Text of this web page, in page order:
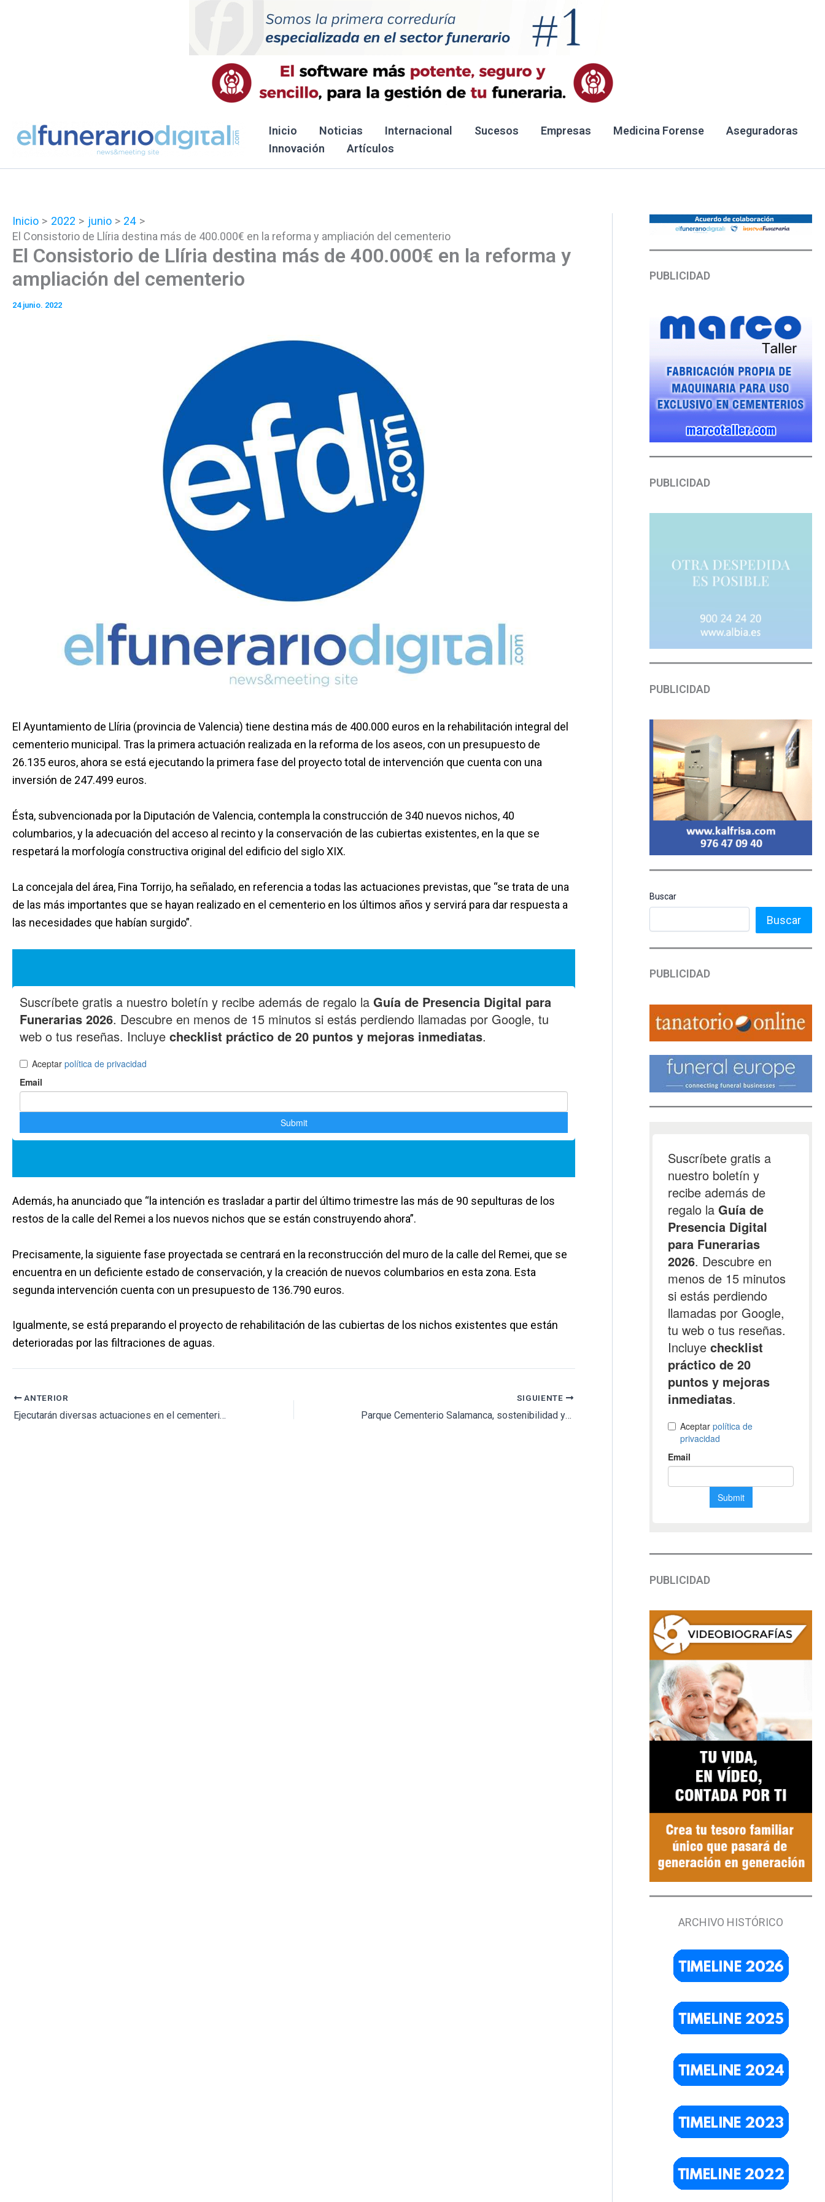
Inicio Noticias Internacional Sucesos Empresas Medicina Forense
Aseguradoras
Innovación
Artículos
Inicio 2022 junio
24
El Consistorio de Llíria destina más de 400.000€ en la reforma y ampliación del cementerio
El Consistorio de Llíria destina más de 400.000€ en la reforma y
ampliación del cementerio
24 junio. 2022
El Ayuntamiento de Llíria (provincia de Valencia) tiene destina más de 400.000 euros en la rehabilitación integral del
cementerio municipal. Tras la primera actuación realizada en la reforma de los aseos, con un presupuesto de
26.135 euros, ahora se está ejecutando la primera fase del proyecto total de intervención que cuenta con una
inversión de 247.499 euros.
Ésta, subvencionada por la Diputación de Valencia, contempla la construcción de 340 nuevos nichos, 40
columbarios, y la adecuación del acceso al recinto y la conservación de las cubiertas existentes, en la que se
respetará la morfología constructiva original del edificio del siglo XIX.
La concejala del área, Fina Torrijo, ha señalado, en referencia a todas las actuaciones previstas, que “se trata de una
de las más importantes que se hayan realizado en el cementerio en los últimos años y servirá para dar respuesta a
las necesidades que habían surgido”.
Además, ha anunciado que “la intención es trasladar a partir del último trimestre las más de 90 sepulturas de los
restos de la calle del Remei a los nuevos nichos que se están construyendo ahora”.
Precisamente, la siguiente fase proyectada se centrará en la reconstrucción del muro de la calle del Remei, que se
encuentra en un deficiente estado de conservación, y la creación de nuevos columbarios en esta zona. Esta
segunda intervención cuenta con un presupuesto de 136.790 euros.
Igualmente, se está preparando el proyecto de rehabilitación de las cubiertas de los nichos existentes que están
deterioradas por las filtraciones de aguas.
ANTERIOR
Ejecutarán diversas actuaciones en el cementerio, además de la construcción de 18 nichos especiales
SIGUIENTE
Parque Cementerio Salamanca, sostenibilidad y respeto al medio ambiente
PUBLICIDAD
PUBLICIDAD
PUBLICIDAD
Buscar
Buscar
PUBLICIDAD
PUBLICIDAD
ARCHIVO HISTÓRICO